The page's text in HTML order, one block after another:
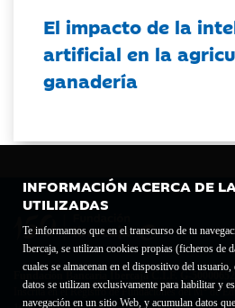
INFORMACIÓN ACERCA DE
UTILIZADAS
Te informamos que en el transcurso de tu
Ibercaja, se utilizan cookies propias (ficheros de
cuales se almacenan en el dispositivo del
datos se utilizan exclusivamente para habilitar y
navegación en un sitio Web, y acumulan datos
El impacto de la
artificial en la
ganadería
Fundación Bancaria Ibercaja C.I.F. G-50000652.
Inscrita en el Registro de Fundaciones del Mº de